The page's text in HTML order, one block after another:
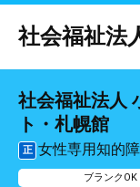
社会福祉法
社会福祉法人
ト・札幌館
正 女性専用知的
ブランクOK